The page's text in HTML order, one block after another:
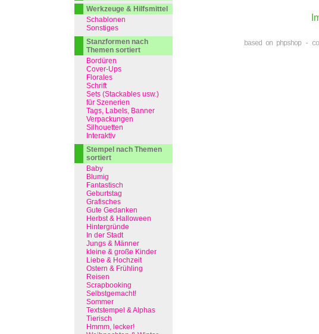
based on phpshop -
Werkzeuge & Hilfsmittel
Schablonen
Sonstiges
Stanzformen nach
Themen sortiert
Bordüren
Cover-Ups
Florales
Schrift
Sets (Stackables usw.)
für Szenerien
Tags, Labels, Banner
Verpackungen
Silhouetten
Interaktiv
Stempel nach Themen
sortiert
Baby
Blumig
Fantastisch
Geburtstag
Grafisches
Gute Gedanken
Herbst & Halloween
Hintergründe
In der Stadt
Jungs & Männer
kleine & große Kinder
Liebe & Hochzeit
Ostern & Frühling
Reisen
Scrapbooking
Selbstgemacht!
Sommer
Textstempel & Alphas
Tierisch
Hmmm, lecker!